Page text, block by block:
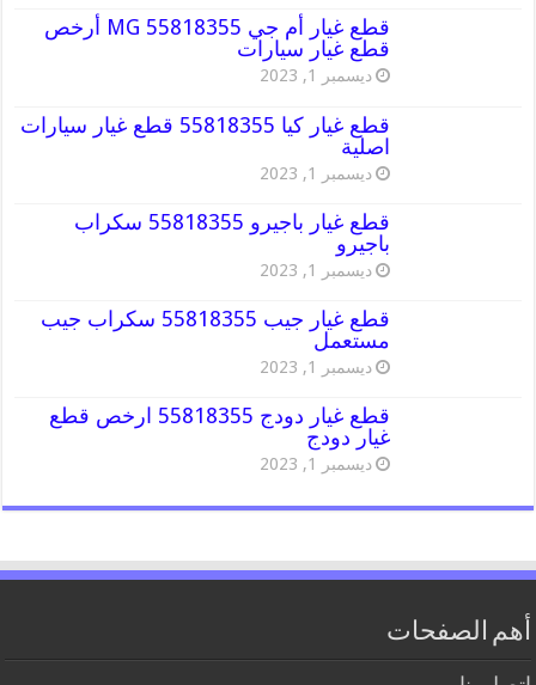
قطع غيار أم جي MG 55818355 أرخص
قطع غيار سيارات
ديسمبر 1, 2023
قطع غيار كيا 55818355 قطع غيار سيارات
اصلية
ديسمبر 1, 2023
قطع غيار باجيرو 55818355 سكراب
باجيرو
ديسمبر 1, 2023
قطع غيار جيب 55818355 سكراب جيب
مستعمل
ديسمبر 1, 2023
قطع غيار دودج 55818355 ارخص قطع
غيار دودج
ديسمبر 1, 2023
أهم الصفحات